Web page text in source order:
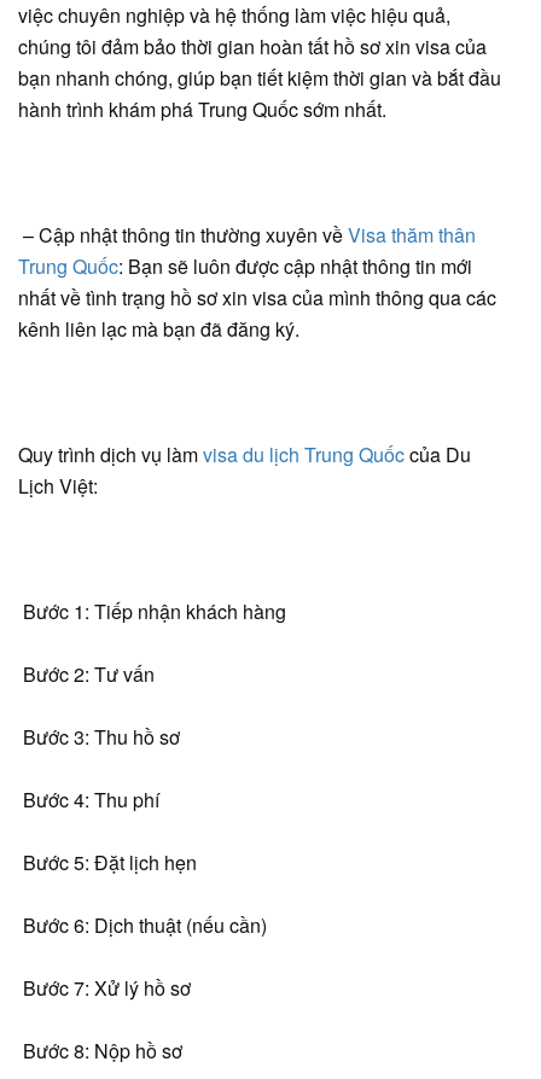
việc chuyên nghiệp và hệ thống làm việc hiệu quả,
chúng tôi đảm bảo thời gian hoàn tất hồ sơ xin visa của
bạn nhanh chóng, giúp bạn tiết kiệm thời gian và bắt đầu
hành trình khám phá Trung Quốc sớm nhất.
– Cập nhật thông tin thường xuyên vềVisa thăm thân
Trung Quốc: Bạn sẽ luôn được cập nhật thông tin mới
nhất về tình trạng hồ sơ xin visa của mình thông qua các
kênh liên lạc mà bạn đã đăng ký.
Quy trình dịch vụ làmvisa du lịch Trung Quốccủa Du
Lịch Việt:
Bước 1: Tiếp nhận khách hàng
Bước 2: Tư vấn
Bước 3: Thu hồ sơ
Bước 4: Thu phí
Bước 5: Đặt lịch hẹn
Bước 6: Dịch thuật (nếu cần)
Bước 7: Xử lý hồ sơ
Bước 8: Nộp hồ sơ